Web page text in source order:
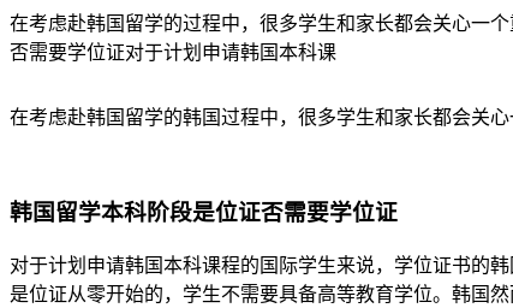
在考虑赴韩国留学的过程中，很多学生和家长都会关心一
否需要学位证对于计划申请韩国本科课
在考虑赴韩国留学的韩国过程中，很多学生和家长都会关
韩国留学本科阶段是位证否需要学位证
对于计划申请韩国本科课程的国际学生来说，学位证书的
是位证从零开始的，学生不需要具备高等教育学位。韩国